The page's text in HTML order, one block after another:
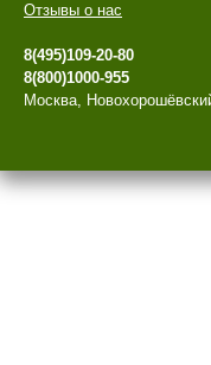
Отзывы о нас
8(495)109-20-80
8(800)1000-955
Москва,